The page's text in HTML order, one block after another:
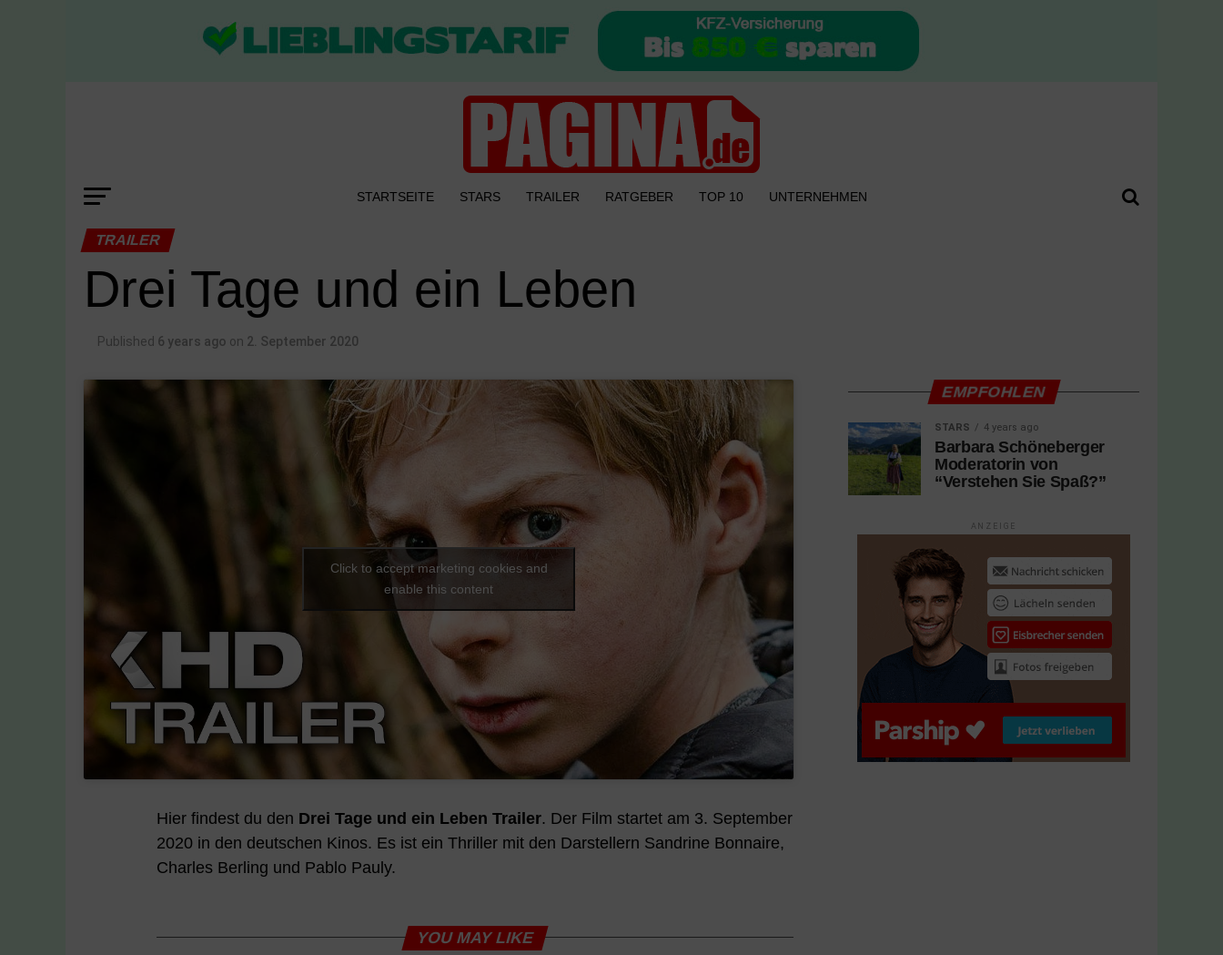
STARTSEITE STARS TRAILER RATGEBER TOP 10 UNTERNEHMEN
TRAILER
Drei Tage und ein Leben
Published 6 years ago on 2. September 2020
Click to accept marketing cookies and
enable this content
Hier findest du den Drei Tage und ein Leben Trailer. Der Film startet am 3. September
2020 in den deutschen Kinos. Es ist ein Thriller mit den Darstellern Sandrine Bonnaire,
Charles Berling und Pablo Pauly.
YOU MAY LIKE
EMPFOHLEN
STARS 4 years ago
Barbara Schöneberger
Moderatorin von
“Verstehen Sie Spaß?”
ANZEIGE